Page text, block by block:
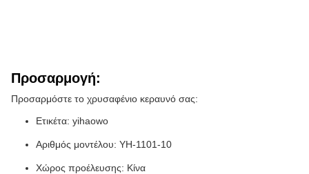
Προσαρμογή:
Προσαρμόστε το χρυσαφένιο κεραυνό σας:
Ετικέτα: yihaowo
Αριθμός μοντέλου: YH-1101-10
Χώρος προέλευσης: Κίνα